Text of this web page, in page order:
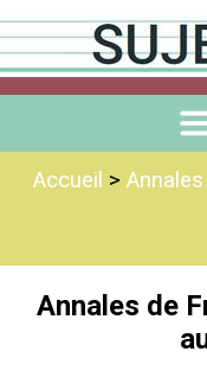
Accueil >
Annales de